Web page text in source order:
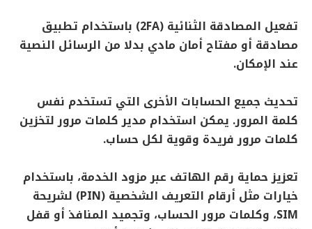
تفعيل المصادقة الثنائية (2FA) باستخدام تطبيق
مصادقة أو مفتاح أمان مادي بدلا من الرسائل النصية
عند الإمكان.
تحديث جميع الحسابات الأخرى التي تستخدم نفس
كلمة المرور. يمكن استخدام مدير كلمات مرور لتخزين
كلمات مرور فريدة وقوية لكل حساب.
تعزيز حماية رقم الهاتف عبر مزود الخدمة، باستخدام
خيارات مثل أرقام التعريف الشخصية (PIN) لشريحة
SIM، وكلمات مرور الحساب، وتجميد المنافذ أو قفل